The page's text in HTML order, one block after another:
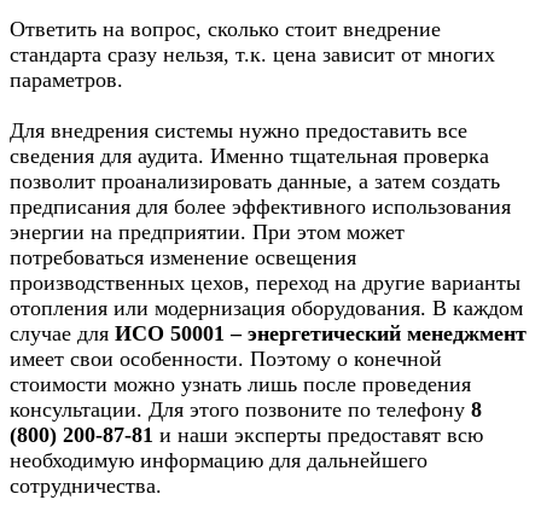
Ответить на вопрос, сколько стоит внедрение
стандарта сразу нельзя, т.к. цена зависит от многих
параметров.
Для внедрения системы нужно предоставить все
сведения для аудита. Именно тщательная проверка
позволит проанализировать данные, а затем создать
предписания для более эффективного использования
энергии на предприятии. При этом может
потребоваться изменение освещения
производственных цехов, переход на другие варианты
отопления или модернизация оборудования. В каждом
случае для ИСО 50001 – энергетический менеджмент
имеет свои особенности. Поэтому о конечной
стоимости можно узнать лишь после проведения
консультации. Для этого позвоните по телефону 8
(800) 200-87-81 и наши эксперты предоставят всю
необходимую информацию для дальнейшего
сотрудничества.